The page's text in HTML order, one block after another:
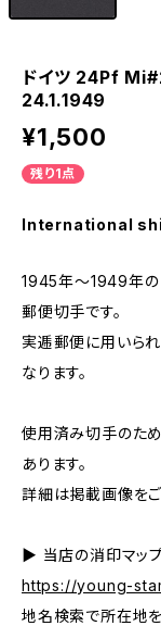
ドイツ 24Pf
24.1.1949
¥1,500
残り1点
International
1945年～1949年の
郵便切手です。
実逓郵便に用いら
なります。
使用済み切手のた
あります。
詳細は掲載画像をご
▶ 当店の消印マッ
https://young-
地名検索で所在地